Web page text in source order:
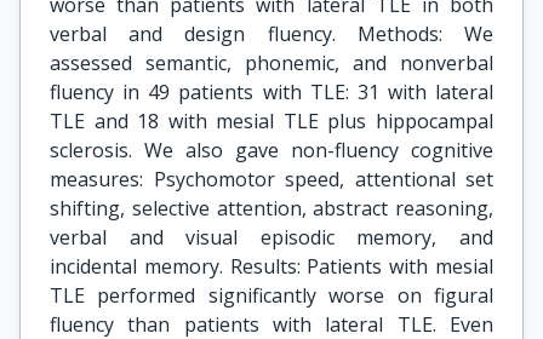
verbal and design fluency. Methods: We
assessed semantic, phonemic, and nonverbal
fluency in 49 patients with TLE: 31 with lateral
TLE and 18 with mesial TLE plus hippocampal
sclerosis. We also gave non-fluency cognitive
measures: Psychomotor speed, attentional set
shifting, selective attention, abstract reasoning,
verbal and visual episodic memory, and
incidental memory. Results: Patients with mesial
TLE performed significantly worse on figural
fluency than patients with lateral TLE. Even